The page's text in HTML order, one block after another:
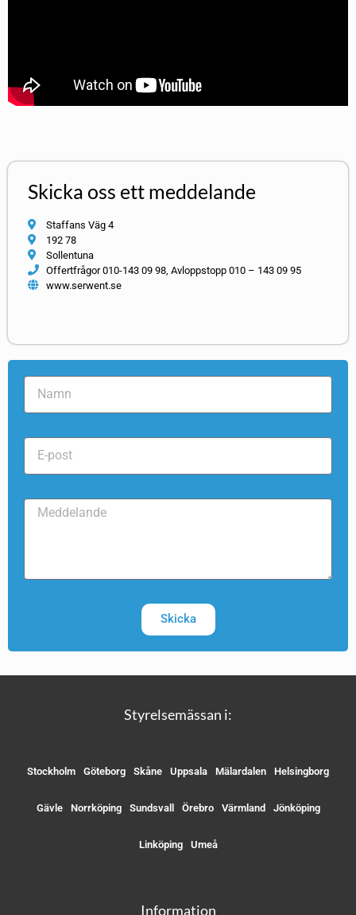
Skicka oss ett meddelande
Staffans Väg 4
192 78
Sollentuna
Offertfrågor 010-143 09 98, Avloppstopp 010 – 143 09 95
www.serwent.se
Skicka
Styrelsemässan i:
Stockholm Göteborg Skåne Uppsala Mälardalen Helsingborg
Gävle Norrköping Sundsvall Örebro Värmland Jönköping
Linköping Umeå
Information